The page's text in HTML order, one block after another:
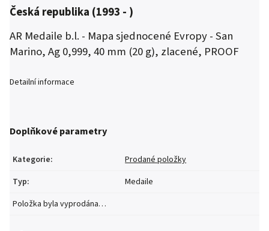
Česká republika (1993 - )
AR Medaile b.l. - Mapa sjednocené Evropy - San
Marino, Ag 0,999, 40 mm (20 g), zlacené, PROOF
Detailní informace
Doplňkové parametry
Kategorie:
Prodané položky
Typ:
Medaile
Položka byla vyprodána…